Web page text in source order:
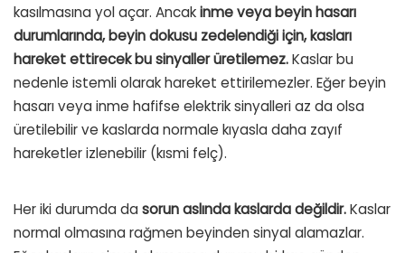
kasılmasına yol açar. Ancakinme veya beyin hasarı
durumlarında, beyin dokusu zedelendiği için, kasları
hareket ettirecek bu sinyaller üretilemez.Kaslar bu
nedenle istemli olarak hareket ettirilemezler. Eğer beyin
hasarı veya inme hafifse elektrik sinyalleri az da olsa
üretilebilir ve kaslarda normale kıyasla daha zayıf
hareketler izlenebilir (kısmi felç).
Her iki durumda da sorun aslında kaslarda değildir.Kaslar
normal olmasına rağmen beyinden sinyal alamazlar.